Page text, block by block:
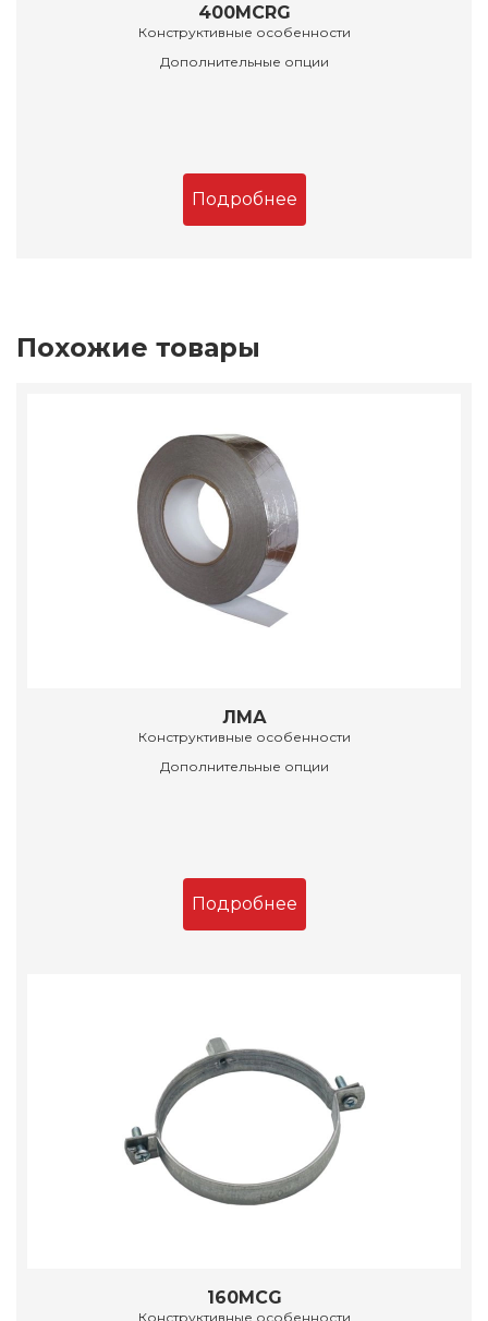
400MCRG
Конструктивные особенности
Дополнительные опции
Подробнее
Похожие товары
ЛМА
Конструктивные особенности
Дополнительные опции
Подробнее
160MCG
Конструктивные особенности